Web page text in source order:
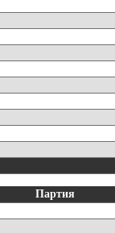
Партия